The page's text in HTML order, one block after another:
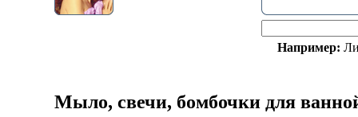
Например:
Мыло, свечи, бомбочки для